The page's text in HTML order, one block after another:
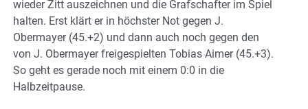
wieder Zitt auszeichnen und die Grafschafter im Spiel
halten. Erst klärt er in höchster Not gegen J.
Obermayer (45.+2) und dann auch noch gegen den
von J. Obermayer freigespielten Tobias Aimer (45.+3).
So geht es gerade noch mit einem 0:0 in die
Halbzeitpause.